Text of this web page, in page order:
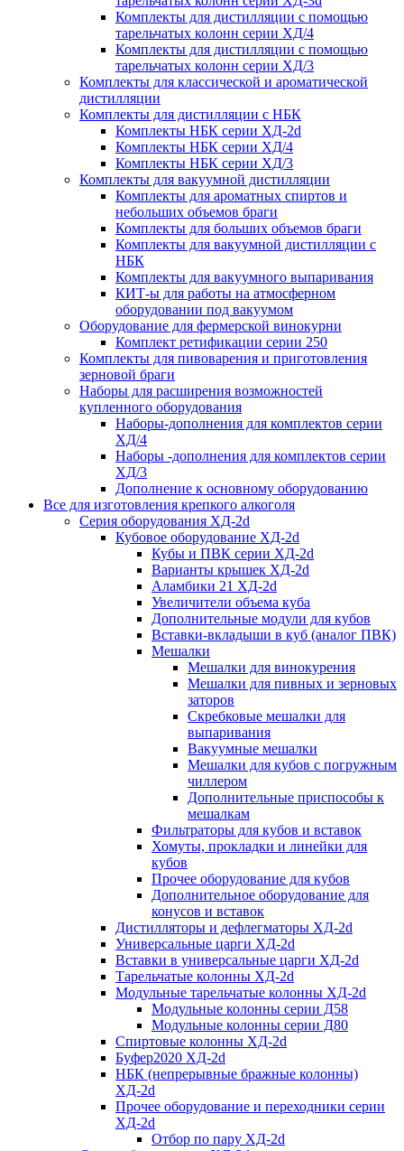
Комплекты для дистилляции с помощью
тарельчатых колонн серии ХД/4
Комплекты для дистилляции с помощью
тарельчатых колонн серии ХД/3
Комплекты для классической и ароматической
дистилляции
Комплекты для дистилляции с НБК
Комплекты НБК серии ХД-2d
Комплекты НБК серии ХД/4
Комплекты НБК серии ХД/3
Комплекты для вакуумной дистилляции
Комплекты для ароматных спиртов и
небольших объемов браги
Комплекты для больших объемов браги
Комплекты для вакуумной дистилляции с
НБК
Комплекты для вакуумного выпаривания
КИТ-ы для работы на атмосферном
оборудовании под вакуумом
Оборудование для фермерской винокурни
Комплект ретификации серии 250
Комплекты для пивоварения и приготовления
зерновой браги
Наборы для расширения возможностей
купленного оборудования
Наборы-дополнения для комплектов серии
ХД/4
Наборы -дополнения для комплектов серии
ХД/3
Дополнение к основному оборудованию
Все для изготовления крепкого алкоголя
Серия оборудования ХД-2d
Кубовое оборудование ХД-2d
Кубы и ПВК серии ХД-2d
Варианты крышек ХД-2d
Аламбики 21 ХД-2d
Увеличители объема куба
Дополнительные модули для кубов
Вставки-вкладыши в куб (аналог ПВК)
Мешалки
Мешалки для винокурения
Мешалки для пивных и зерновых
заторов
Скребковые мешалки для
выпаривания
Вакуумные мешалки
Мешалки для кубов с погружным
чиллером
Дополнительные приспособы к
мешалкам
Фильтраторы для кубов и вставок
Хомуты, прокладки и линейки для
кубов
Прочее оборудование для кубов
Дополнительное оборудование для
конусов и вставок
Дистилляторы и дефлегматоры ХД-2d
Универсальные царги ХД-2d
Вставки в универсальные царги ХД-2d
Тарельчатые колонны ХД-2d
Модульные тарельчатые колонны ХД-2d
Модульные колонны серии Д58
Модульные колонны серии Д80
Спиртовые колонны ХД-2d
Буфер2020 ХД-2d
НБК (непрерывные бражные колонны)
ХД-2d
Прочее оборудование и переходники серии
ХД-2d
Отбор по пару ХД-2d